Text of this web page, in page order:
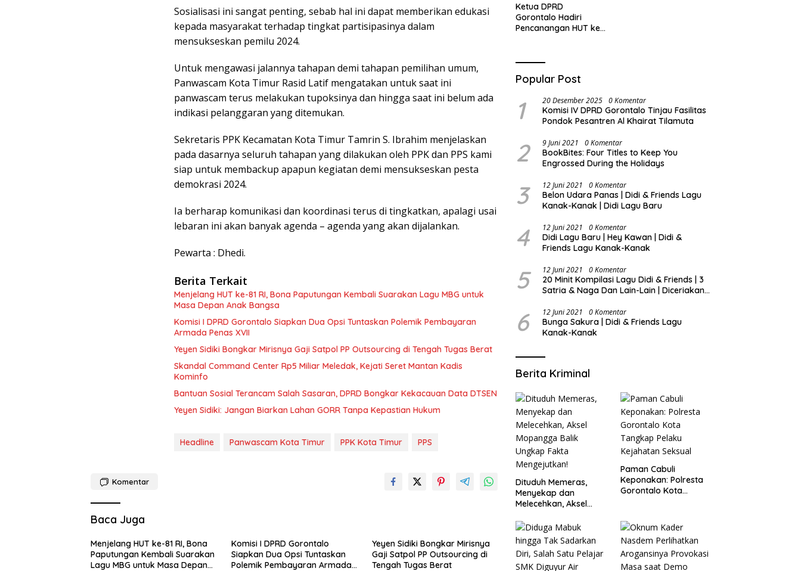
Sosialisasi ini sangat penting, sebab hal ini dapat memberikan edukasi
kepada masyarakat terhadap tingkat partisipasinya dalam
mensukseskan pemilu 2024.
Untuk mengawasi jalannya tahapan demi tahapan pemilihan umum,
Panwascam Kota Timur Rasid Latif mengatakan untuk saat ini
panwascam terus melakukan tupoksinya dan hingga saat ini belum ada
indikasi pelanggaran yang ditemukan.
Sekretaris PPK Kecamatan Kota Timur Tamrin S. Ibrahim menjelaskan
pada dasarnya seluruh tahapan yang dilakukan oleh PPK dan PPS kami
siap untuk membackup apapun kegiatan demi mensukseskan pesta
demokrasi 2024.
Ia berharap komunikasi dan koordinasi terus di tingkatkan, apalagi usai
lebaran ini akan banyak agenda – agenda yang akan dijalankan.
Pewarta : Dhedi.
Berita Terkait
Menjelang HUT ke-81 RI, Bona Paputungan Kembali Suarakan Lagu MBG untuk
Masa Depan Anak Bangsa
Komisi I DPRD Gorontalo Siapkan Dua Opsi Tuntaskan Polemik Pembayaran
Armada Penas XVII
Yeyen Sidiki Bongkar Mirisnya Gaji Satpol PP Outsourcing di Tengah Tugas Berat
Skandal Command Center Rp5 Miliar Meledak, Kejati Seret Mantan Kadis
Kominfo
Bantuan Sosial Terancam Salah Sasaran, DPRD Bongkar Kekacauan Data DTSEN
Yeyen Sidiki: Jangan Biarkan Lahan GORR Tanpa Kepastian Hukum
Headline Panwascam Kota Timur PPK Kota Timur PPS
Komentar
Baca Juga
Menjelang HUT ke-81 RI, Bona
Paputungan Kembali Suarakan
Lagu MBG untuk Masa Depan
Komisi I DPRD Gorontalo
Siapkan Dua Opsi Tuntaskan
Polemik Pembayaran Armada
Yeyen Sidiki Bongkar Mirisnya
Gaji Satpol PP Outsourcing di
Tengah Tugas Berat
Ketua DPRD
Gorontalo Hadiri
Pencanangan HUT ke-
Nasionalisme dan
Danau Perintis
Popular Post
1 20 Desember 2025 0 Komentar
Komisi IV DPRD Gorontalo Tinjau Fasilitas
Pondok Pesantren Al Khairat Tilamuta
2 9 Juni 2021 0 Komentar
BookBites: Four Titles to Keep You
Engrossed During the Holidays
3 12 Juni 2021 0 Komentar
Belon Udara Panas | Didi & Friends Lagu
Kanak-Kanak | Didi Lagu Baru
4 12 Juni 2021 0 Komentar
Didi Lagu Baru | Hey Kawan | Didi &
Friends Lagu Kanak-Kanak
5 12 Juni 2021 0 Komentar
20 Minit Kompilasi Lagu Didi & Friends | 3
Satria & Naga Dan Lain-Lain | Diceriakan
6 12 Juni 2021 0 Komentar
Bunga Sakura | Didi & Friends Lagu
Kanak-Kanak
Berita Kriminal
Dituduh Memeras,
Menyekap dan
Melecehkan, Aksel
Ungkap Fakta
Mengejutkan!
Paman Cabuli
Keponakan: Polresta
Gorontalo Kota